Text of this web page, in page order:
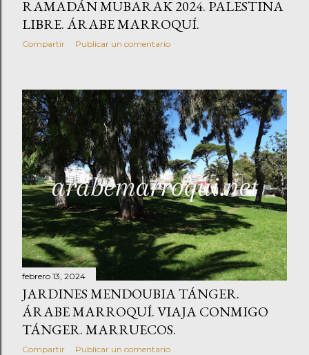
RAMADÁN MUBARAK 2024. PALESTINA
LIBRE. ÁRABE MARROQUÍ.
Compartir Publicar un comentario
febrero 13, 2024
JARDINES MENDOUBIA TÁNGER.
ÁRABE MARROQUÍ. VIAJA CONMIGO
TÁNGER. MARRUECOS.
Compartir Publicar un comentario